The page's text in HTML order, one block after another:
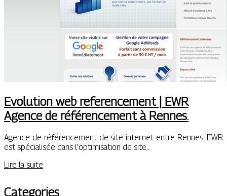
Evolution web referen­ce­ment | EWR
Agence de référen­ce­ment à Rennes.
Agence de référencement de site internet entre Rennes. EWR
est spécialisée dans l’optimisation de site…
Lire la suite
Categories